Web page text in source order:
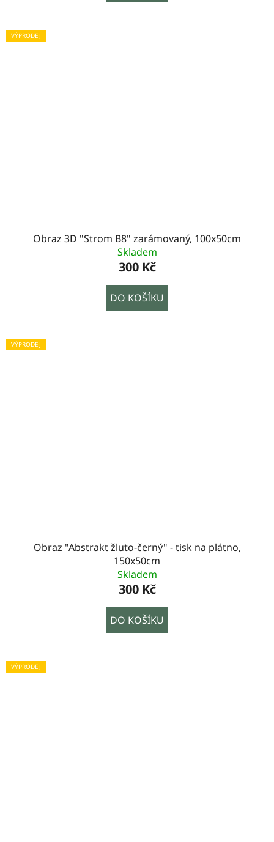
VÝPRODEJ
Obraz 3D "Strom B8" zarámovaný, 100x50cm
Skladem
300 Kč
DO KOŠÍKU
VÝPRODEJ
Obraz "Abstrakt žluto-černý" - tisk na plátno,
150x50cm
Skladem
300 Kč
DO KOŠÍKU
VÝPRODEJ